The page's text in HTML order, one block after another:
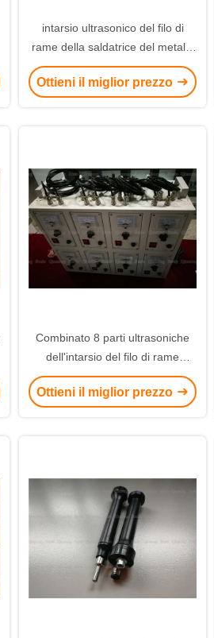
intarsio ultrasonico del filo di
rame della saldatrice del metallo
di 100w 220V al piatto del PVC
Ottieni il miglior prezzo
Combinato 8 parti ultrasoniche
dell'intarsio del filo di rame
0.15mm della saldatrice del
metallo della testa per saldare
Ottieni il miglior prezzo